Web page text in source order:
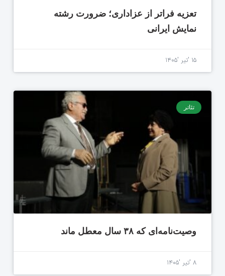
تعزیه فراتر از عزاداری؛ ضرورت رشته
نمایش ایرانی
۱۵ 'تیر '۱۴۰۵
تئاتر
وصیت‌نامه‌ای که ۳۸ سال معطل ماند
۸ 'تیر '۱۴۰۵